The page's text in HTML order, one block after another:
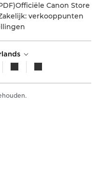
Officiële Canon Store
verkooppunten